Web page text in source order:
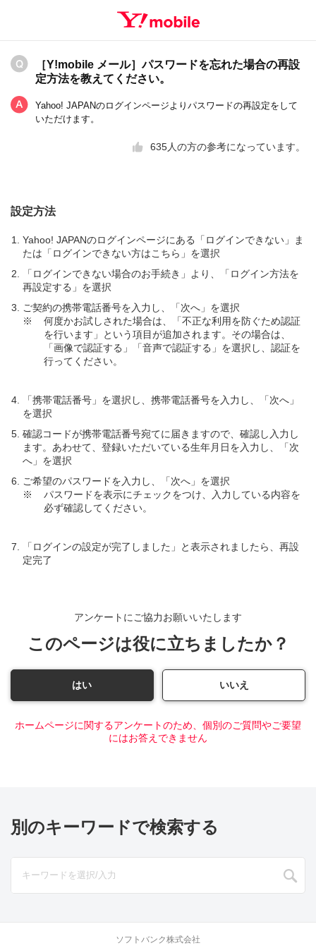
［Y!mobile メール］パスワードを忘れた場合の再設
定方法を教えてください。
Yahoo! JAPANのログインページよりパスワードの再設定をして
いただけます。
635人の方の参考になっています。
設定方法
Yahoo! JAPANのログインページにある「ログインできない」ま
たは「ログインできない方はこちら」を選択
「ログインできない場合のお手続き」より、「ログイン方法を
再設定する」を選択
ご契約の携帯電話番号を入力し、「次へ」を選択
※
何度かお試しされた場合は、「不正な利用を防ぐため認証
を行います」という項目が追加されます。その場合は、
「画像で認証する」「音声で認証する」を選択し、認証を
行ってください。
「携帯電話番号」を選択し、携帯電話番号を入力し、「次へ」
を選択
確認コードが携帯電話番号宛てに届きますので、確認し入力し
ます。あわせて、登録いただいている生年月日を入力し、「次
へ」を選択
ご希望のパスワードを入力し、「次へ」を選択
※
パスワードを表示にチェックをつけ、入力している内容を
必ず確認してください。
「ログインの設定が完了しました」と表示されましたら、再設
定完了
アンケートにご協力お願いいたします
このページは役に立ちましたか？
はい いいえ
ホームページに関するアンケートのため、個別のご質問やご要望
にはお答えできません
別のキーワードで検索する
ソフトバンク株式会社